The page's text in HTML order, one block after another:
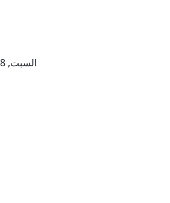
السبت, 08 أغسطس 2026 – 25 صفر 1448 هـ